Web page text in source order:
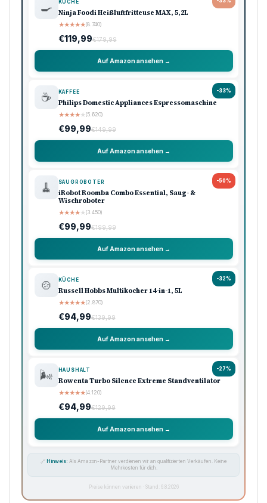
🍳 KÜCHE
Ninja Foodi Heißluftfritteuse MAX, 5,2L
★★★★★(8.740)
€119,99€179,99
Auf Amazon ansehen →
-33%
☕ KAFFEE
Philips Domestic Appliances Espressomaschine
★★★★★(5.620)
€99,99€149,99
Auf Amazon ansehen →
-50%
🧹 SAUGROBOTER
iRobot Roomba Combo Essential, Saug- &
Wischroboter
★★★★★(3.450)
€99,99€199,99
Auf Amazon ansehen →
-32%
🍲 KÜCHE
Russell Hobbs Multikocher 14-in-1, 5L
★★★★★(2.870)
€94,99€139,99
Auf Amazon ansehen →
-27%
🌬️ HAUSHALT
Rowenta Turbo Silence Extreme Standventilator
★★★★★(4.120)
€94,99€129,99
Auf Amazon ansehen →
🔗 Hinweis: Als Amazon-Partner verdienen wir an qualifizierten Verkäufen. Keine
Mehrkosten für dich.
Preise können variieren · Stand: 6.8.2026